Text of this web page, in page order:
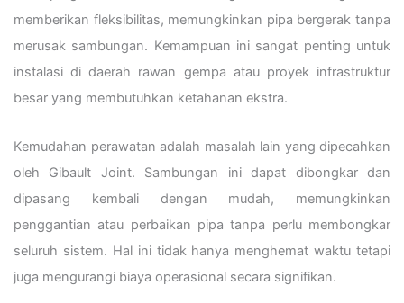
memberikan fleksibilitas, memungkinkan pipa bergerak tanpa
merusak sambungan. Kemampuan ini sangat penting untuk
instalasi di daerah rawan gempa atau proyek infrastruktur
besar yang membutuhkan ketahanan ekstra.
Kemudahan perawatan adalah masalah lain yang dipecahkan
oleh Gibault Joint. Sambungan ini dapat dibongkar dan
dipasang kembali dengan mudah, memungkinkan
penggantian atau perbaikan pipa tanpa perlu membongkar
seluruh sistem. Hal ini tidak hanya menghemat waktu tetapi
juga mengurangi biaya operasional secara signifikan.